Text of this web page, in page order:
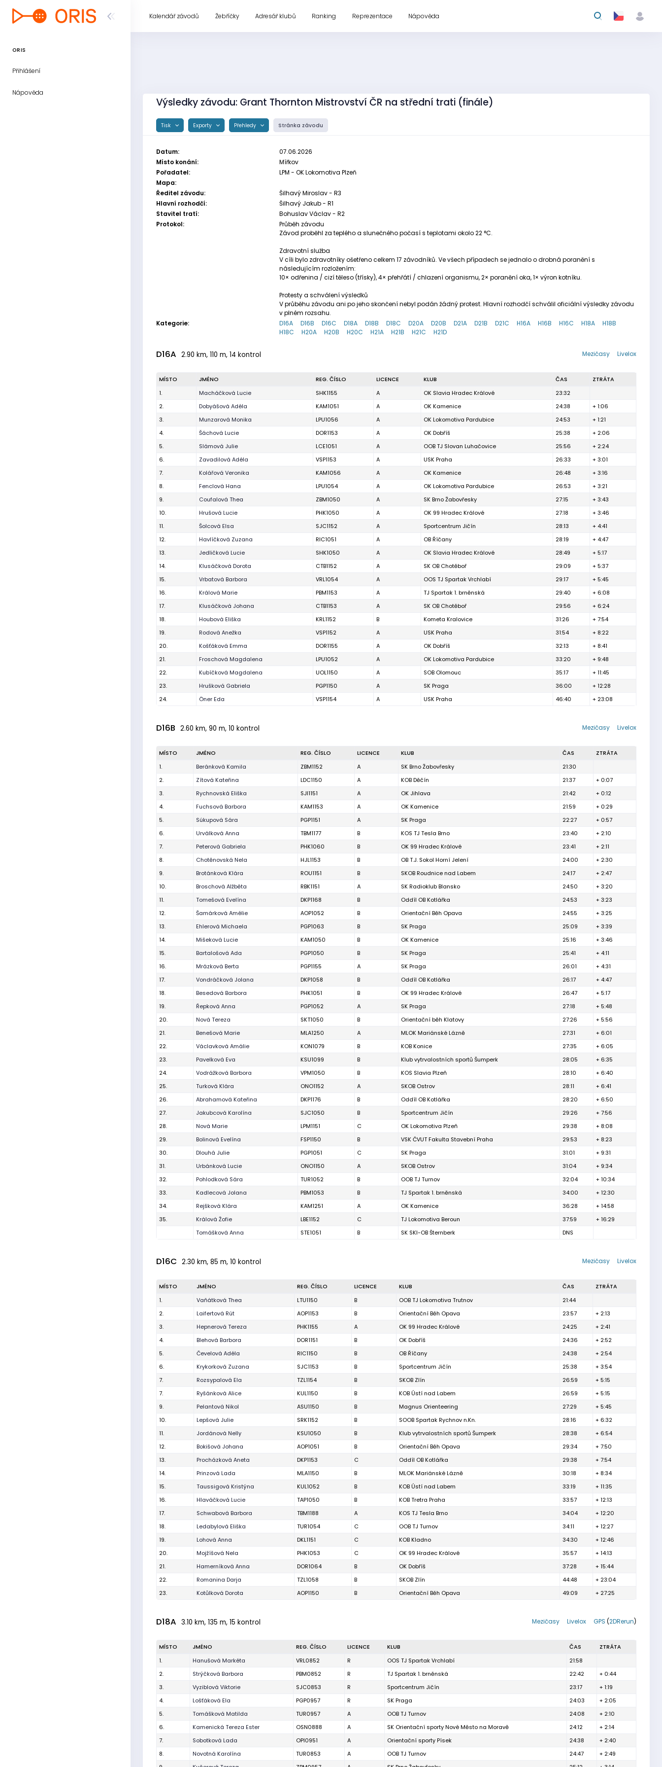
ORIS
Přihlášení
Nápověda
Kalendář závodů Žebříčky Adresář klubů Ranking Reprezentace Nápověda
Výsledky závodu: Grant Thornton Mistrovství ČR na střední trati (finále)
Tisk Exporty Přehledy Stránka závodu
Datum:
07.06.2026
Místo konání:
Mířkov
Pořadatel:
LPM - OK Lokomotiva Plzeň
Mapa:
Ředitel závodu:
Šilhavý Miroslav - R3
Hlavní rozhodčí:
Šilhavý Jakub - R1
Stavitel tratí:
Bohuslav Václav - R2
Protokol:
Průběh závodu
Závod proběhl za teplého a slunečného počasí s teplotami okolo 22 °C.
Zdravotní služba
V cíli bylo zdravotníky ošetřeno celkem 17 závodníků. Ve všech případech se jednalo o drobná poranění s
následujícím rozložením:
10× odřenina / cizí těleso (třísky), 4× přehřátí / chlazení organismu, 2× poranění oka, 1× výron kotníku.
Protesty a schválení výsledků
V průběhu závodu ani po jeho skončení nebyl podán žádný protest. Hlavní rozhodčí schválil oficiální výsledky závodu
v plném rozsahu.
Kategorie:
D16A D16B D16C D18A D18B D18C D20A D20B D21A D21B D21C H16A H16B H16C H18A
H18B
H18C
H20A H20B H20C H21A H21B H21C H21D
D16A 2.90 km, 110 m, 14 kontrol Livelox
Mezičasy
MÍSTO JMÉNO REG. ČÍSLO LICENCE KLUB ČAS
ZTRÁTA
1.
Macháčková Lucie SHK1155 A OK Slavia Hradec Králové
23:32
2.
Dobyášová Adéla KAM1051 A OK Kamenice 24:38
+ 1:06
3.
Munzarová Monika LPU1056 A OK Lokomotiva Pardubice 24:53
+ 1:21
4.
Šáchová Lucie DOR1153 A OK Dobříš 25:38
+ 2:06
5.
Slámová Julie LCE1051 A OOB TJ Slovan Luhačovice 25:56
+ 2:24
6.
Zavadilová Adéla VSP1153 A USK Praha 26:33
+ 3:01
7.
Kolářová Veronika KAM1056 A OK Kamenice 26:48
+ 3:16
8.
Fenclová Hana LPU1054 A OK Lokomotiva Pardubice 26:53
+ 3:21
9.
Coufalová Thea ZBM1050 A SK Brno Žabovřesky 27:15
+ 3:43
10.
Hrušová Lucie PHK1050 A OK 99 Hradec Králové 27:18
+ 3:46
11.
Šolcová Elsa SJC1152 A Sportcentrum Jičín 28:13
+ 4:41
12.
Havlíčková Zuzana RIC1051 A OB Říčany 28:19
+ 4:47
13.
Jedličková Lucie SHK1050 A OK Slavia Hradec Králové 28:49
+ 5:17
14.
Klusáčková Dorota CTB1152 A SK OB Chotěboř 29:09
+ 5:37
15.
Vrbatová Barbora VRL1054 A OOS TJ Spartak Vrchlabí 29:17
+ 5:45
16.
Králová Marie PBM1153 A TJ Spartak 1. brněnská 29:40
+ 6:08
17.
Klusáčková Johana CTB1153 A SK OB Chotěboř 29:56
+ 6:24
18.
Houbová Eliška KRL1152 B Kometa Kralovice 31:26
+ 7:54
19.
Rodová Anežka VSP1152 A USK Praha 31:54
+ 8:22
20.
Košťáková Emma DOR1155 A OK Dobříš 32:13
+ 8:41
21.
Froschová Magdalena LPU1052 A OK Lokomotiva Pardubice 33:20
+ 9:48
22.
Kubíčková Magdalena UOL1150 A SOB Olomouc 35:17
+ 11:45
23.
Hrušková Gabriela PGP1150 A SK Praga 36:00
+ 12:28
24.
Öner Eda VSP1154 A USK Praha 46:40 + 23:08
D16B 2.60 km, 90 m, 10 kontrol Livelox
Mezičasy
MÍSTO JMÉNO REG. ČÍSLO LICENCE KLUB ČAS
ZTRÁTA
1.
Beránková Kamila ZBM1152 A SK Brno Žabovřesky
21:30
2.
Zítová Kateřina LDC1150 A KOB Děčín 21:37
+ 0:07
3.
Rychnovská Eliška SJI1151 A OK Jihlava 21:42
+ 0:12
4.
Fuchsová Barbora KAM1153 A OK Kamenice 21:59
+ 0:29
5.
Súkupová Sára PGP1151 A SK Praga 22:27
+ 0:57
6.
Urválková Anna TBM1177 B KOS TJ Tesla Brno 23:40
+ 2:10
7.
Peterová Gabriela PHK1060 B OK 99 Hradec Králové 23:41
+ 2:11
8.
Chotěnovská Nela HJL1153 B OB T.J. Sokol Horní Jelení 24:00
+ 2:30
9.
Brotánková Klára ROU1151 B SKOB Roudnice nad Labem 24:17
+ 2:47
10.
Broschová Alžběta RBK1151 A SK Radioklub Blansko 24:50
+ 3:20
11.
Tomešová Evelína DKP1168 B Oddíl OB Kotlářka 24:53
+ 3:23
12.
Šamárková Amélie AOP1052 B Orientační Běh Opava 24:55
+ 3:25
13.
Ehlerová Michaela PGP1063 B SK Praga 25:09
+ 3:39
14.
Mišeková Lucie KAM1050 B OK Kamenice 25:16
+ 3:46
15.
Bartalošová Ada PGP1050 B SK Praga 25:41
+ 4:11
16.
Mrázková Berta PGP1155 A SK Praga 26:01
+ 4:31
17.
Vondráčková Jolana DKP1058 B Oddíl OB Kotlářka 26:17
+ 4:47
18.
Besedová Barbora PHK1051 B OK 99 Hradec Králové 26:47
+ 5:17
19.
Řepková Anna PGP1052 A SK Praga 27:18
+ 5:48
20.
Nová Tereza SKT1050 B Orientační běh Klatovy 27:26
+ 5:56
21.
Benešová Marie MLA1250 A MLOK Mariánské Lázně 27:31
+ 6:01
22.
Václavková Amálie KON1079 B KOB Konice 27:35
+ 6:05
23.
Pavelková Eva KSU1099 B Klub vytrvalostních sportů Šumperk 28:05
+ 6:35
24.
Vodrážková Barbora VPM1050 B KOS Slavia Plzeň 28:10
+ 6:40
25.
Turková Klára ONO1152 A SKOB Ostrov 28:11
+ 6:41
26.
Abrahamová Kateřina DKP1176 B Oddíl OB Kotlářka 28:20
+ 6:50
27.
Jakubcová Karolína SJC1050 B Sportcentrum Jičín 29:26
+ 7:56
28.
Nová Marie LPM1151 C OK Lokomotiva Plzeň 29:38
+ 8:08
29.
Bolinová Evelína FSP1150 B VSK ČVUT Fakulta Stavební Praha 29:53
+ 8:23
30.
Dlouhá Julie PGP1051 C SK Praga 31:01
+ 9:31
31.
Urbánková Lucie ONO1150 A SKOB Ostrov 31:04
+ 9:34
32.
Pohlodková Sára TUR1052 B OOB TJ Turnov 32:04
+ 10:34
33.
Kadlecová Jolana PBM1053 B TJ Spartak 1. brněnská 34:00
+ 12:30
34.
Rejšková Klára KAM1251 A OK Kamenice 36:28
+ 14:58
35.
Králová Žofie LBE1152 C TJ Lokomotiva Beroun 37:59
+ 16:29
Tomášková Anna
STE1051 B SK SKI-OB Šternberk DNS
D16C 2.30 km, 85 m, 10 kontrol Livelox
Mezičasy
MÍSTO JMÉNO REG. ČÍSLO LICENCE KLUB ČAS
ZTRÁTA
1.
Vaňátková Thea LTU1150 B OOB TJ Lokomotiva Trutnov
21:44
2.
Laifertová Rút AOP1153 B Orientační Běh Opava 23:57
+ 2:13
3.
Hepnerová Tereza PHK1155 A OK 99 Hradec Králové 24:25
+ 2:41
4.
Blehová Barbora DOR1151 B OK Dobříš 24:36
+ 2:52
5.
Čevelová Adéla RIC1150 B OB Říčany 24:38
+ 2:54
6.
Krykorková Zuzana SJC1153 B Sportcentrum Jičín 25:38
+ 3:54
7.
Rozsypalová Ela TZL1154 B SKOB Zlín 26:59
+ 5:15
7.
Ryšánková Alice KUL1150 B KOB Ústí nad Labem 26:59
+ 5:15
9.
Pelantová Nikol ASU1150 B Magnus Orienteering 27:29
+ 5:45
10.
Lepšová Julie SRK1152 B SOOB Spartak Rychnov n.Kn. 28:16
+ 6:32
11.
Jordánová Nelly KSU1050 B Klub vytrvalostních sportů Šumperk 28:38
+ 6:54
12.
Bokišová Johana AOP1051 B Orientační Běh Opava 29:34
+ 7:50
13.
Procházková Aneta DKP1153 C Oddíl OB Kotlářka 29:38
+ 7:54
14.
Prinzová Lada MLA1150 B MLOK Mariánské Lázně 30:18
+ 8:34
15.
Taussigová Kristýna KUL1052 B KOB Ústí nad Labem 33:19
+ 11:35
16.
Hlaváčková Lucie TAP1050 B KOB Tretra Praha 33:57
+ 12:13
17.
Schwabová Barbora TBM1188 A KOS TJ Tesla Brno 34:04
+ 12:20
18.
Ledabylová Eliška TUR1054 C OOB TJ Turnov 34:11
+ 12:27
19.
Lohová Anna DKL1151 C KOB Kladno 34:30
+ 12:46
20.
Mojžíšová Nela PHK1053 C OK 99 Hradec Králové 35:57
+ 14:13
21.
Hamerníková Anna DOR1064 B OK Dobříš 37:28
+ 15:44
22.
Romanina Darja TZL1058 B SKOB Zlín 44:48
+ 23:04
23.
Kotůlková Dorota AOP1150 B Orientační Běh Opava 49:09 + 27:25
D18A 3.10 km, 135 m, 15 kontrol GPS (2DRerun)
Livelox
Mezičasy
MÍSTO JMÉNO REG. ČÍSLO LICENCE KLUB ČAS
ZTRÁTA
1.
Hanušová Markéta VRL0852 R OOS TJ Spartak Vrchlabí
21:58
2.
Strýčková Barbora PBM0852 R TJ Spartak 1. brněnská 22:42
+ 0:44
3.
Vyziblová Viktorie SJC0853 R Sportcentrum Jičín 23:17
+ 1:19
4.
Lošťáková Ela PGP0957 R SK Praga 24:03
+ 2:05
5.
Tomášková Matilda TUR0957 A OOB TJ Turnov 24:08
+ 2:10
6.
Kamenická Tereza Ester OSN0888 A SK Orientační sporty Nové Město na Moravě 24:12
+ 2:14
7.
Sobotková Lada OPI0951 A Orientační sporty Písek 24:38
+ 2:40
8.
Novotná Karolína TUR0853 A OOB TJ Turnov 24:47
+ 2:49